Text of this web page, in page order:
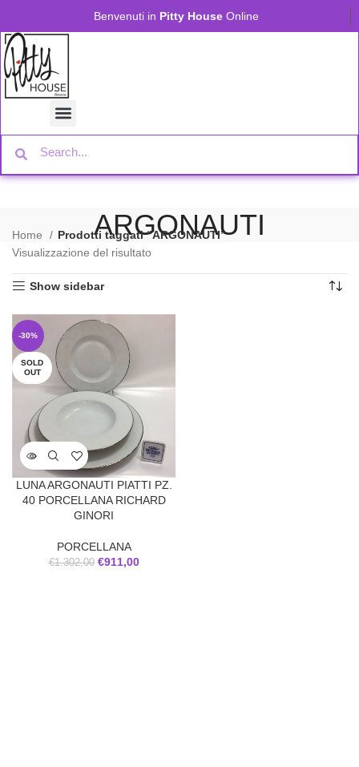
Benvenuti in Pitty House Online
ARGONAUTI
Home
Prodotti taggati “ARGONAUTI”
Visualizzazione del risultato
Show sidebar
-30%
SOLD
OUT
LUNA ARGONAUTI PIATTI PZ.
40 PORCELLANA RICHARD
GINORI
PORCELLANA
€1.302,00 €911,00